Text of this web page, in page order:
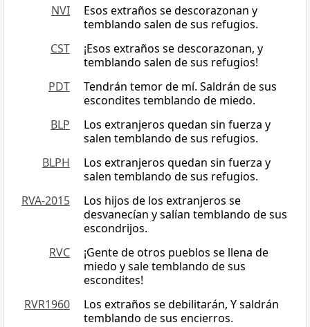
NVI
Esos extraños se descorazonan y
temblando salen de sus refugios.
CST
¡Esos extraños se descorazonan, y
temblando salen de sus refugios!
PDT
Tendrán temor de mí. Saldrán de sus
escondites temblando de miedo.
BLP
Los extranjeros quedan sin fuerza y
salen temblando de sus refugios.
BLPH
Los extranjeros quedan sin fuerza y
salen temblando de sus refugios.
RVA-2015
Los hijos de los extranjeros se
desvanecían y salían temblando de sus
escondrijos.
RVC
¡Gente de otros pueblos se llena de
miedo y sale temblando de sus
escondites!
RVR1960
Los extraños se debilitarán, Y saldrán
temblando de sus encierros.